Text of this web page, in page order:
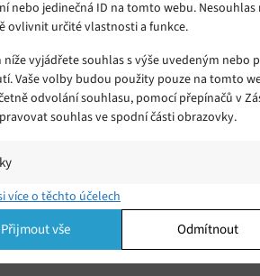
nebo jedinečná ID na tomto webu.
ovlivnit určité vlastnosti a funkce.
vyjádřete souhlas s výše uvedeným nebo
Vaše volby budou použity pouze na tomto
odvolání souhlasu, pomocí přepínačů v
souhlas ve spodní části obrazovky.
a/nebo přístup k informacím v zařízení,
kombinací údajů z různých zdrojů.
více o těchto účelech
Přijmout vše Odmítnout